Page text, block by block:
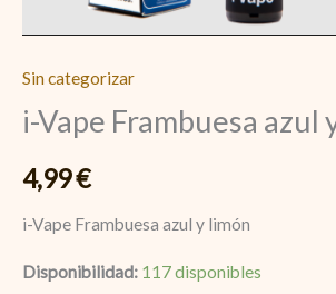
Sin categorizar
i-Vape Frambuesa azul
4,99€
i-Vape Frambuesa azul y limón
Disponibilidad: 117 disponibles